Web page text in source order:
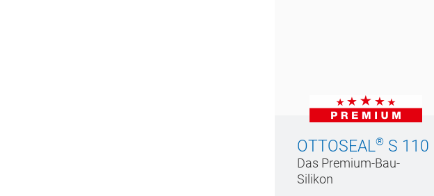
OTTOSEAL®S 110
Das Premium-Bau-
Silikon